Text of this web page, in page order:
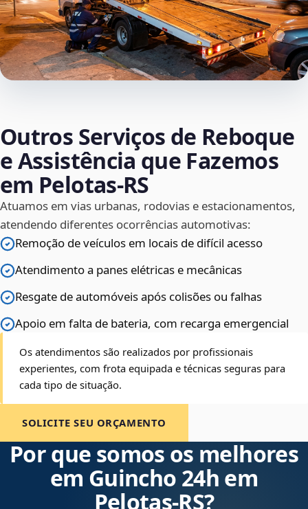
Outros Serviços de Reboque
e Assistência que Fazemos
em Pelotas‑RS
Atuamos em vias urbanas, rodovias e estacionamentos,
atendendo diferentes ocorrências automotivas:
Remoção de veículos em locais de difícil acesso
Atendimento a panes elétricas e mecânicas
Resgate de automóveis após colisões ou falhas
Apoio em falta de bateria, com recarga emergencial
Os atendimentos são realizados por profissionais
experientes, com frota equipada e técnicas seguras para
cada tipo de situação.
SOLICITE SEU ORÇAMENTO
Por que somos os melhores
em Guincho 24h em
Pelotas‑RS?